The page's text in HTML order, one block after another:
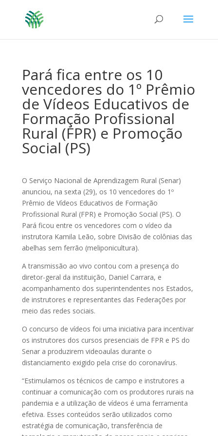
Pará fica entre os 10
vencedores do 1º Prêmio
de Vídeos Educativos de
Formação Profissional
Rural (FPR) e Promoção
Social (PS)
O Serviço Nacional de Aprendizagem Rural (Senar)
anunciou, na sexta (29), os 10 vencedores do 1º
Prêmio de Vídeos Educativos de Formação
Profissional Rural (FPR) e Promoção Social (PS). O
Pará ficou entre os vencedores com o vídeo da
instrutora Kamila Leão, sobre Divisão de colônias das
abelhas sem ferrão (meliponicultura).
A transmissão ao vivo contou com a presença do
diretor-geral da instituição, Daniel Carrara, e
acompanhamento dos superintendentes nos Estados,
de instrutores e representantes das Federações por
meio das redes sociais.
O concurso de vídeos foi uma iniciativa para incentivar
os instrutores dos cursos presenciais de FPR e PS do
Senar a produzirem videoaulas durante o
distanciamento exigido pela crise do coronavírus.
“Estimulamos os técnicos de campo e instrutores a
continuar a comunicação com os produtores rurais na
pandemia e a utilização de vídeos é uma ferramenta
efetiva. Esses conteúdos serão utilizados como
estratégia de comunicação, transferência de